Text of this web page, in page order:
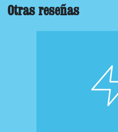
Otras reseñas